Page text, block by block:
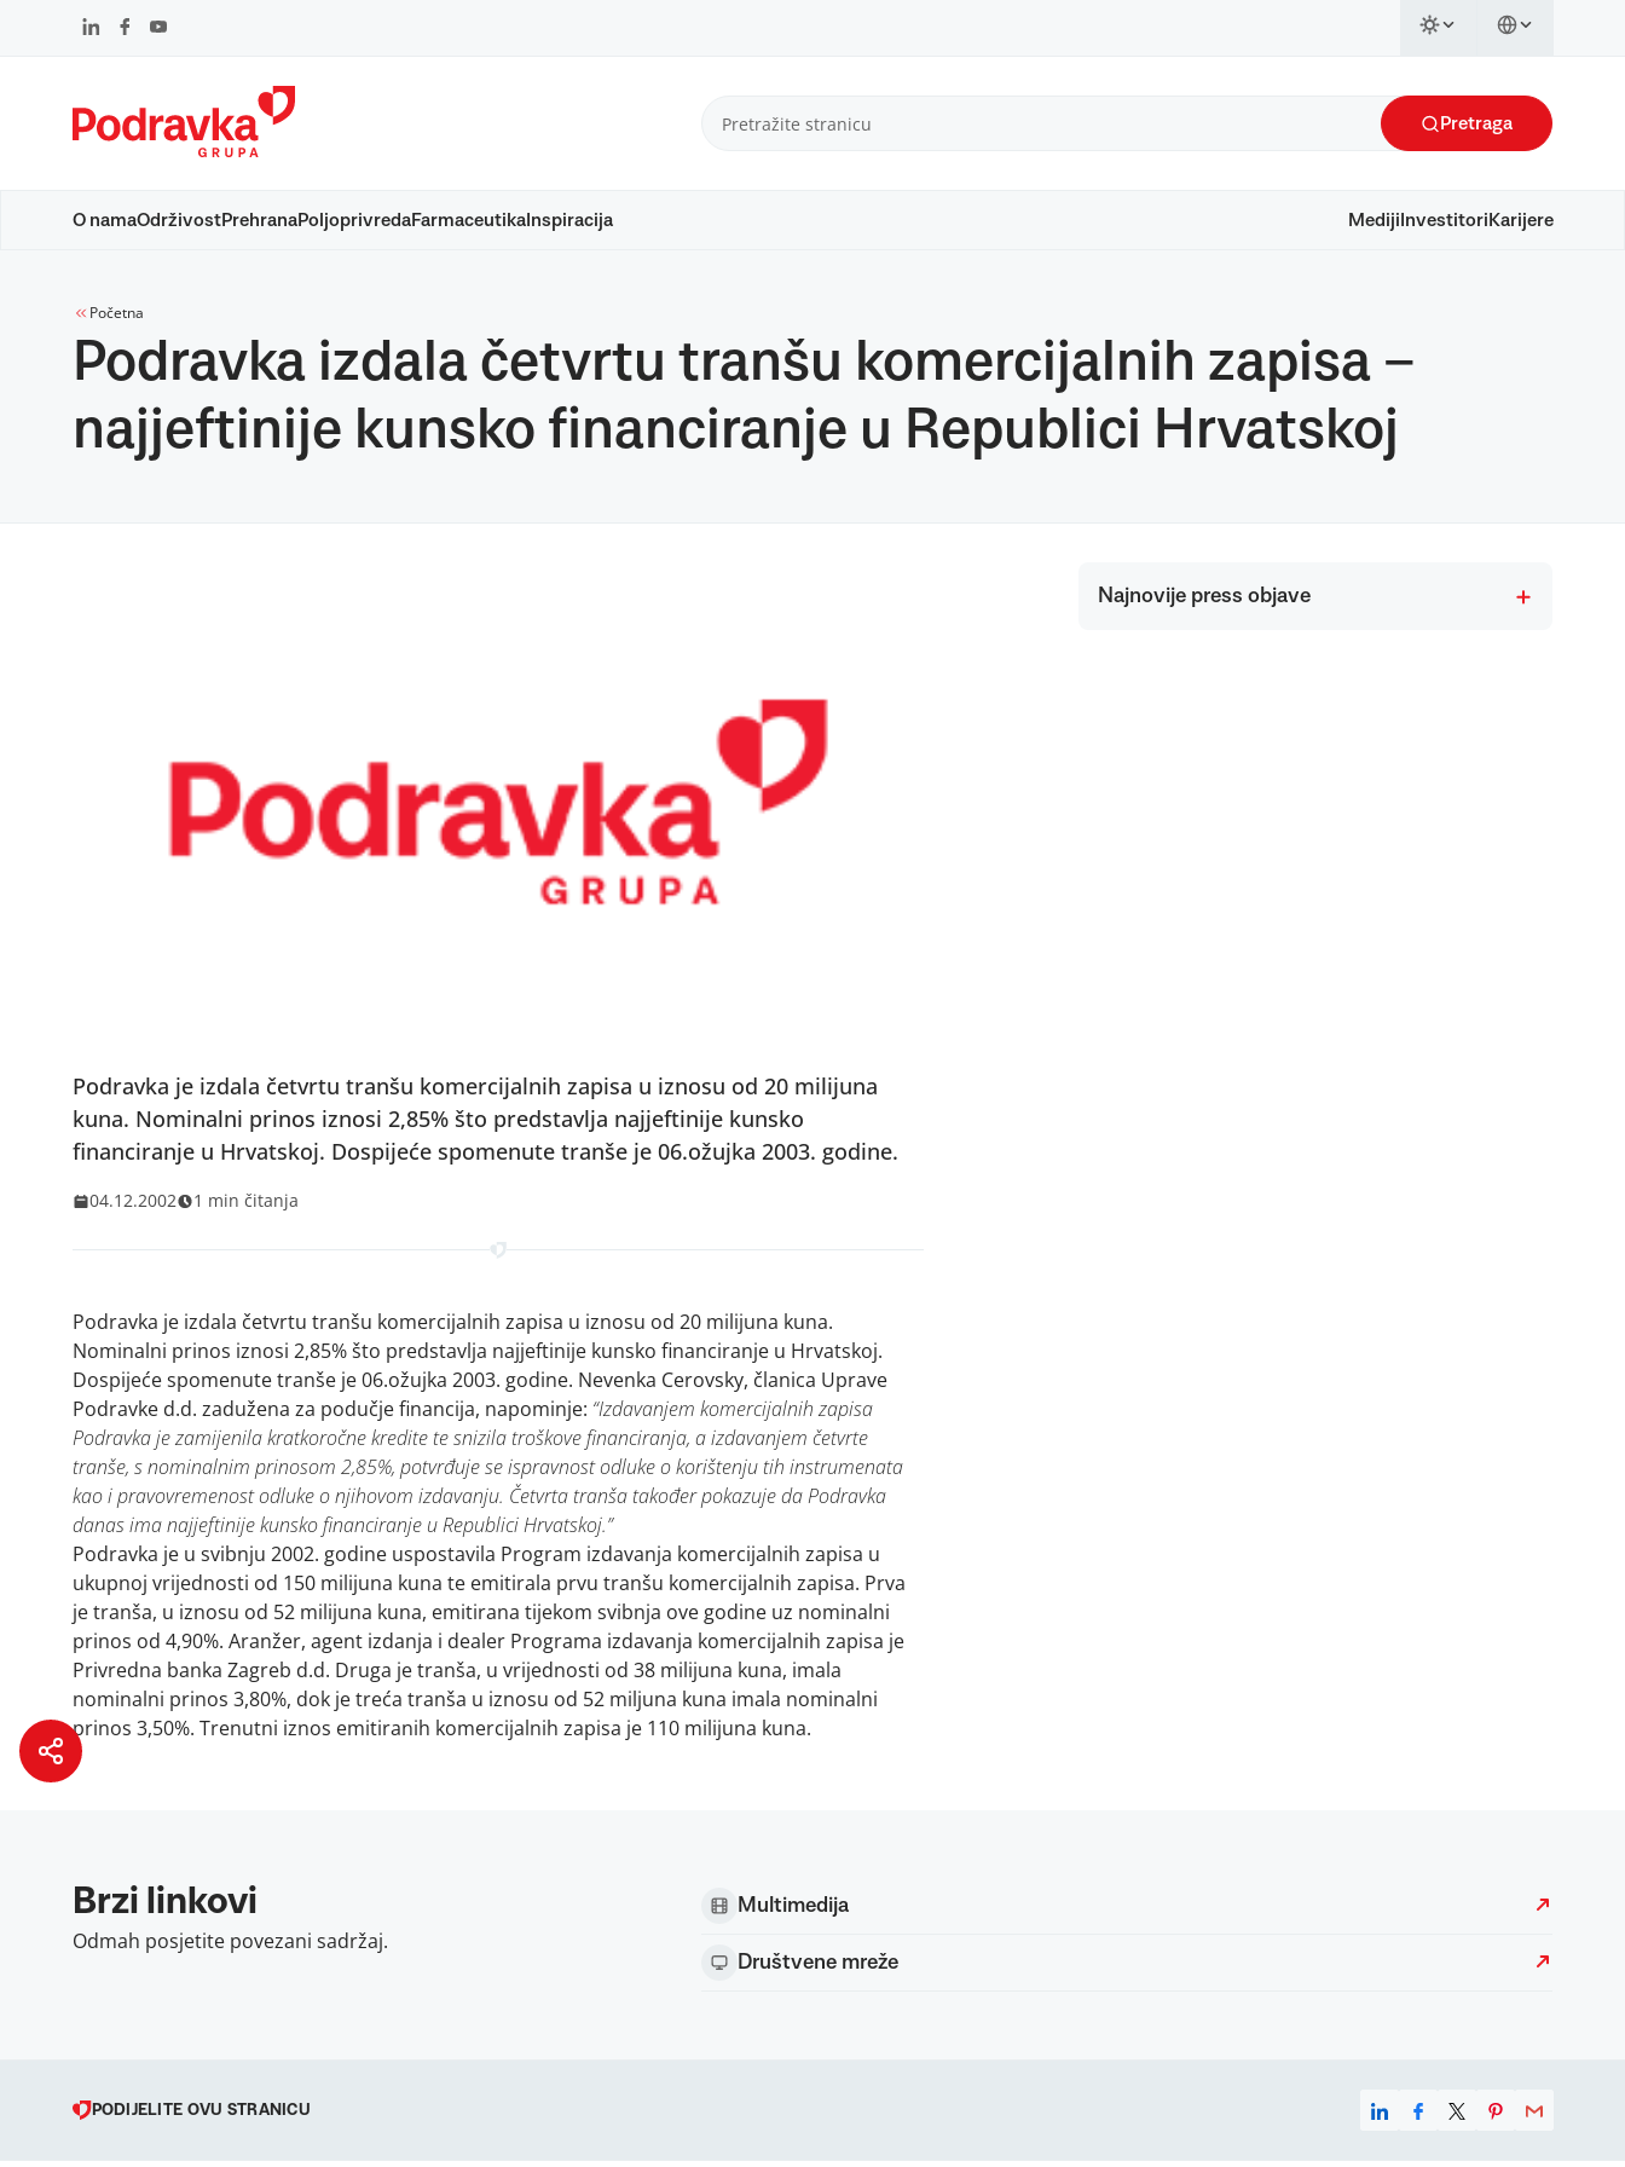
Pretraga
O namaOdrživostPrehranaPoljoprivredaFarmaceutikaInspiracija Mediji Investitori Karijere
Početna
Podravka izdala četvrtu tranšu komercijalnih zapisa –
najjeftinije kunsko financiranje u Republici Hrvatskoj
Podravka je izdala četvrtu tranšu komercijalnih zapisa u iznosu od 20 milijuna
kuna. Nominalni prinos iznosi 2,85% što predstavlja najjeftinije kunsko
financiranje u Hrvatskoj. Dospijeće spomenute tranše je 06.ožujka 2003. godine.
04.12.2002 1 min čitanja
Podravka je izdala četvrtu tranšu komercijalnih zapisa u iznosu od 20 milijuna kuna.
Nominalni prinos iznosi 2,85% što predstavlja najjeftinije kunsko financiranje u Hrvatskoj.
Dospijeće spomenute tranše je 06.ožujka 2003. godine. Nevenka Cerovsky, članica Uprave
Podravke d.d. zadužena za podučje financija, napominje: “Izdavanjem komercijalnih zapisa
Podravka je zamijenila kratkoročne kredite te snizila troškove financiranja, a izdavanjem četvrte
tranše, s nominalnim prinosom 2,85%, potvrđuje se ispravnost odluke o korištenju tih instrumenata
kao i pravovremenost odluke o njihovom izdavanju. Četvrta tranša također pokazuje da Podravka
danas ima najjeftinije kunsko financiranje u Republici Hrvatskoj.”
Podravka je u svibnju 2002. godine uspostavila Program izdavanja komercijalnih zapisa u
ukupnoj vrijednosti od 150 milijuna kuna te emitirala prvu tranšu komercijalnih zapisa. Prva
je tranša, u iznosu od 52 milijuna kuna, emitirana tijekom svibnja ove godine uz nominalni
prinos od 4,90%. Aranžer, agent izdanja i dealer Programa izdavanja komercijalnih zapisa je
Privredna banka Zagreb d.d. Druga je tranša, u vrijednosti od 38 milijuna kuna, imala
nominalni prinos 3,80%, dok je treća tranša u iznosu od 52 miljuna kuna imala nominalni
prinos 3,50%. Trenutni iznos emitiranih komercijalnih zapisa je 110 milijuna kuna.
Najnovije press objave
Brzi linkovi
Odmah posjetite povezani sadržaj.
Multimedija
Društvene mreže
PODIJELITE OVU STRANICU